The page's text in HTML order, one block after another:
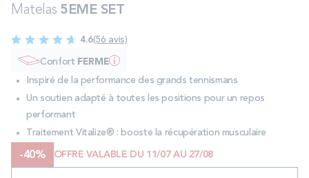
PROMOS
Technologie bultex
Nos engagements
Matelas 5EME SET
4.6(56 avis)
Confort FERME
Inspiré de la performance des grands tennismans
Un soutien adapté à toutes les positions pour un repos
performant
Traitement Vitalize® : booste la récupération musculaire
-40% OFFRE VALABLE DU 11/07 AU 27/08